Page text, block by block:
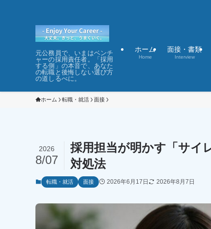
元公務員で、いまはベンチ
ャーの採用責任者。「採用
する側」の本音で、あなた
の転職と後悔しない選び方
の道しるべに。
ホーム
Home
面接・書類
Interview
ホーム 転職・就活 面接
採用担当が明かす「サイ
対処法
2026
8/07
転職・就活 面接 2026年6月17日 2026年8月7日